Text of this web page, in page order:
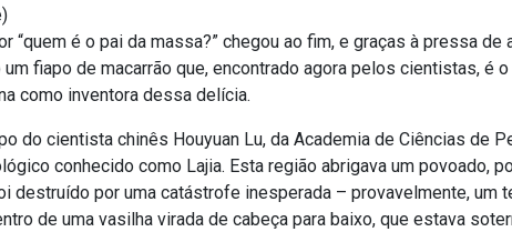
“quem é o pai da massa?” chegou ao fim, e graças à pressa de
fiapo de macarrão que, encontrado agora pelos cientistas, é
como inventora dessa delícia.
do cientista chinês Houyuan Lu, da Academia de Ciências de
conhecido como Lajia. Esta região abrigava um povoado,
destruído por uma catástrofe inesperada – provavelmente, um
de uma vasilha virada de cabeça para baixo, que estava